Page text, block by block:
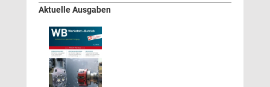
Aktuelle Ausgaben